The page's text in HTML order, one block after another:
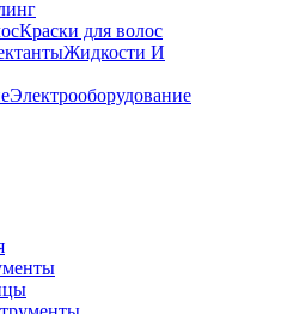
Краски для волос
Жидкости И
Электрооборудование